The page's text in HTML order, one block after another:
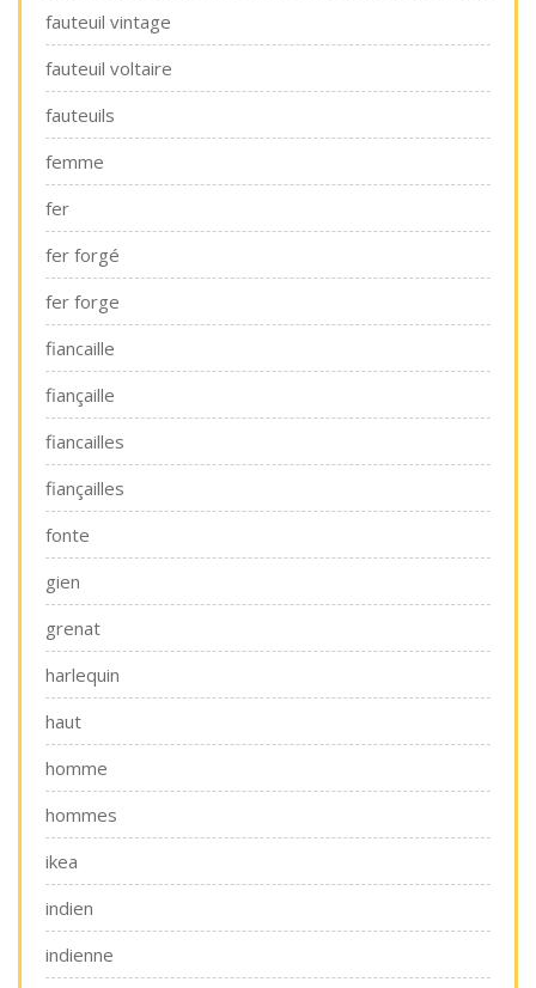
fauteuil vintage
fauteuil voltaire
fauteuils
femme
fer
fer forgé
fer forge
fiancaille
fiançaille
fiancailles
fiançailles
fonte
gien
grenat
harlequin
haut
homme
hommes
ikea
indien
indienne